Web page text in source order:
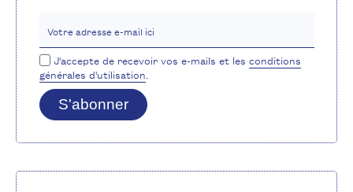
Votre adresse e-mail ici
J'accepte de recevoir vos e-mails et les conditions
générales d'utilisation
S'abonner